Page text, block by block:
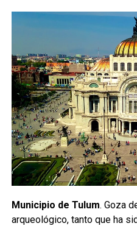
Municipio de Tulum. Goza
arqueológico, tanto que ha